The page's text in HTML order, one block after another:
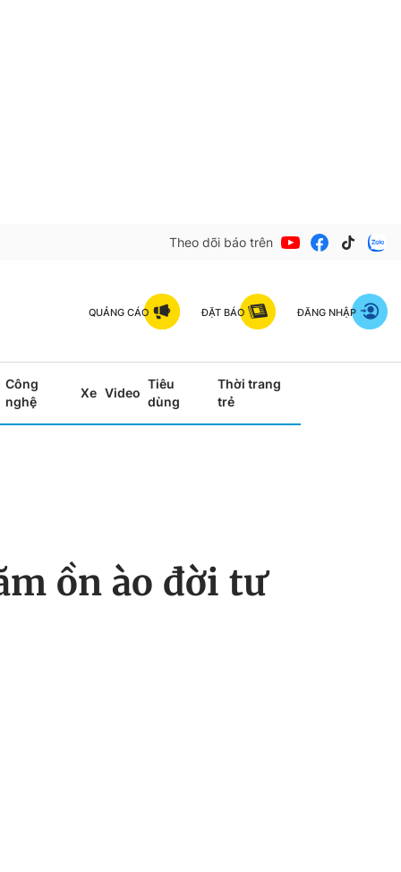
Theo dõi báo trên
QUẢNG CÁO ĐẶT BÁO ĐĂNG NHẬP
Công
nghệ
Xe Video
Tiêu
dùng
Thời trang
trẻ
ồn ào đời tư